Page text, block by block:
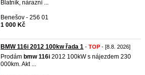
Blatník, nárazní ...
Benešov - 256 01
1 000 Kč
BMW 116i 2012 100kw řada 1 - TOP - [8.8. 2026]
Prodám bmw 116i 2012 100kW s nájezdem 230
000km. Akt ...